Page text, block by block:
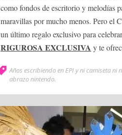
como fondos de escritorio y melodías
maravillas por mucho menos. Pero el
un último regalo exclusivo para
RIGUROSA EXCLUSIVA y te
Años escribiendo en EPI y ni camiseta ni
abrazo nintendo.